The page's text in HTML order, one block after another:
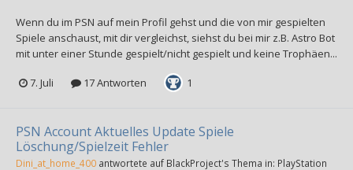
Wenn du im PSN auf mein Profil gehst und die von mir gespielten
Spiele anschaust, mit dir vergleichst, siehst du bei mir z.B. Astro Bot
mit unter einer Stunde gespielt/nicht gespielt und keine Trophäen...
7. Juli 17 Antworten 1
PSN Account Aktuelles Update Spiele
Löschung/Spielzeit Fehler
Dini_at_home_400 antwortete auf BlackProject's Thema in: PlayStation